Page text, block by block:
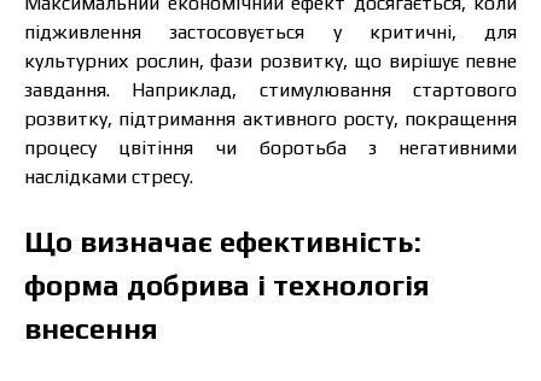
підживлення застосовується у критичні, для
культурних рослин, фази розвитку, що вирішує певне
завдання. Наприклад, стимулювання стартового
розвитку, підтримання активного росту, покращення
процесу цвітіння чи боротьба з негативними
наслідками стресу.
Що визначає ефективність:
форма добрива і технологія
внесення